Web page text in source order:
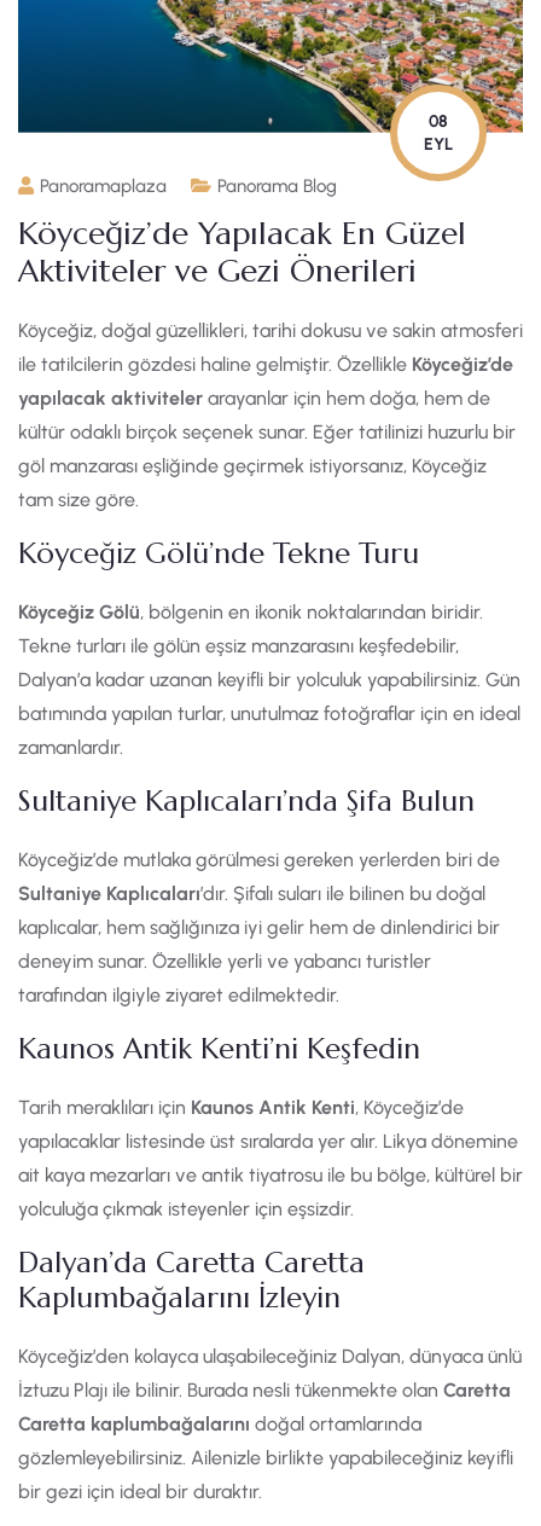
08
EYL
Panoramaplaza Panorama Blog
Köyceğiz’de Yapılacak En Güzel
Aktiviteler ve Gezi Önerileri
Köyceğiz, doğal güzellikleri, tarihi dokusu ve sakin atmosferi
ile tatilcilerin gözdesi haline gelmiştir. Özellikle Köyceğiz’de
yapılacak aktiviteler arayanlar için hem doğa, hem de
kültür odaklı birçok seçenek sunar. Eğer tatilinizi huzurlu bir
göl manzarası eşliğinde geçirmek istiyorsanız, Köyceğiz
tam size göre.
Köyceğiz Gölü’nde Tekne Turu
Köyceğiz Gölü, bölgenin en ikonik noktalarından biridir.
Tekne turları ile gölün eşsiz manzarasını keşfedebilir,
Dalyan’a kadar uzanan keyifli bir yolculuk yapabilirsiniz. Gün
batımında yapılan turlar, unutulmaz fotoğraflar için en ideal
zamanlardır.
Sultaniye Kaplıcaları’nda Şifa Bulun
Köyceğiz’de mutlaka görülmesi gereken yerlerden biri de
Sultaniye Kaplıcaları’dır. Şifalı suları ile bilinen bu doğal
kaplıcalar, hem sağlığınıza iyi gelir hem de dinlendirici bir
deneyim sunar. Özellikle yerli ve yabancı turistler
tarafından ilgiyle ziyaret edilmektedir.
Kaunos Antik Kenti’ni Keşfedin
Tarih meraklıları için Kaunos Antik Kenti, Köyceğiz’de
yapılacaklar listesinde üst sıralarda yer alır. Likya dönemine
ait kaya mezarları ve antik tiyatrosu ile bu bölge, kültürel bir
yolculuğa çıkmak isteyenler için eşsizdir.
Dalyan’da Caretta Caretta
Kaplumbağalarını İzleyin
Köyceğiz’den kolayca ulaşabileceğiniz Dalyan, dünyaca ünlü
İztuzu Plajı ile bilinir. Burada nesli tükenmekte olan Caretta
Caretta kaplumbağalarını doğal ortamlarında
gözlemleyebilirsiniz. Ailenizle birlikte yapabileceğiniz keyifli
bir gezi için ideal bir duraktır.